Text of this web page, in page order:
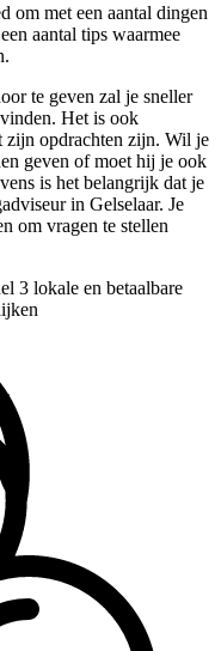
om met een aantal dingen
aantal tips waarmee
te geven zal je sneller
Het is ook
zijn opdrachten zijn. Wil je
geven of moet hij je ook
is het belangrijk dat je
in Gelselaar. Je
om vragen te stellen
3 lokale en betaalbare